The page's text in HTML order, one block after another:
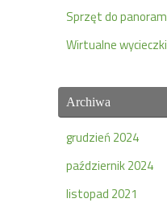
Sprzęt do panoram
Wirtualne wycieczki
Archiwa
grudzień 2024
październik 2024
listopad 2021